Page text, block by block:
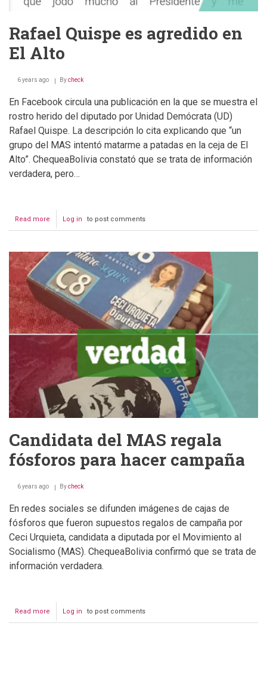
Rafael Quispe es agredido en
El Alto
6 years ago Bycheck
En Facebook circula una publicación en la que se muestra el
rostro herido del diputado por Unidad Demócrata (UD)
Rafael Quispe. La descripción lo cita explicando que “un
grupo del MAS intentó matarme a patadas en la ceja de El
Alto”. ChequeaBolivia constató que se trata de información
verdadera, pero…
Read more about
Rafael
agredido
en
El
Alto
Log in to post comments
Candidata del MAS regala
fósforos para hacer campaña
6 years ago Bycheck
En redes sociales se difunden imágenes de cajas de
fósforos que fueron supuestos regalos de campaña por
Ceci Urquieta, candidata a diputada por el Movimiento al
Socialismo (MAS). ChequeaBolivia confirmó que se trata de
información verdadera.
Read more about
Candidata
Log in to post comments